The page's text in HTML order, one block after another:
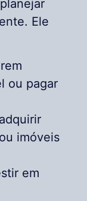
Ele
ou pagar
imóveis
em